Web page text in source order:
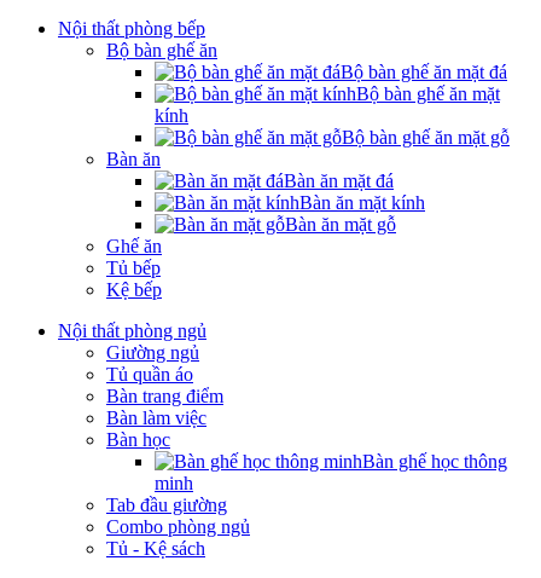
Nội thất phòng bếp
Bộ bàn ghế ăn
Bộ bàn ghế ăn mặt đá
Bộ bàn ghế ăn mặt
kính
Bộ bàn ghế ăn mặt gỗ
Bàn ăn
Bàn ăn mặt đá
Bàn ăn mặt kính
Bàn ăn mặt gỗ
Ghế ăn
Tủ bếp
Kệ bếp
Nội thất phòng ngủ
Giường ngủ
Tủ quần áo
Bàn trang điểm
Bàn làm việc
Bàn học
Bàn ghế học thông
minh
Tab đầu giường
Combo phòng ngủ
Tủ - Kệ sách